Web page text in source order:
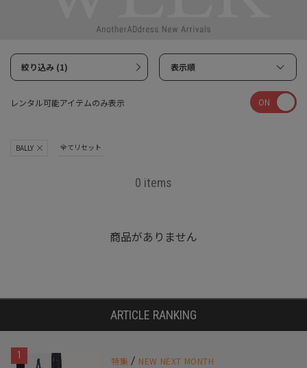
絞り込み (1) 表示順
レンタル可能アイテムのみ表示 ON
BALLY 全てリセット
0 items
商品がありません
ARTICLE RANKING
1 特集 / NEW NEXT MONTH